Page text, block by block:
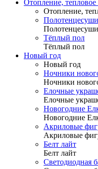
Отопление, тепловое
Отопление,
Тёплый пол
Тёплый пол
Новый год
Новый год
Ночники
Ночники
Елочные
Елочные
Новогодние
Новогодние
Акриловые
Акриловые
Белт лайт
Белт лайт
Светодиодная